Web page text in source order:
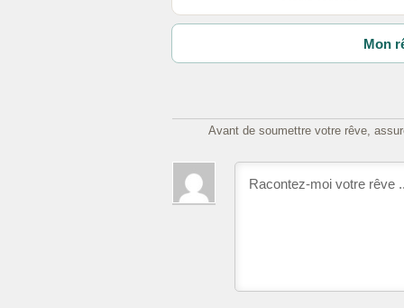
Mon
Avant de soumettre votre rêve,